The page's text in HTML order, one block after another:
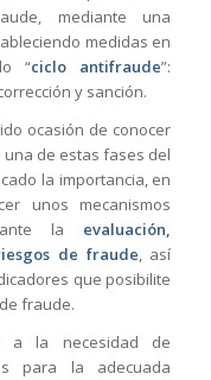
mediante una
medidas en
“ciclo antifraude”:
y sanción.
ocasión de conocer
de estas fases del
la importancia, en
unos mecanismos
la evaluación,
de fraude, así
que posibilite
fraude.
a la necesidad de
para la adecuada